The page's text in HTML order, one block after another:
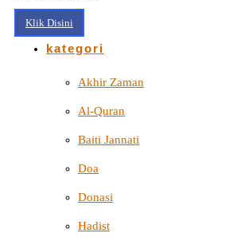
Klik Disini
kategori
Akhir Zaman
Al-Quran
Baiti Jannati
Doa
Donasi
Hadist